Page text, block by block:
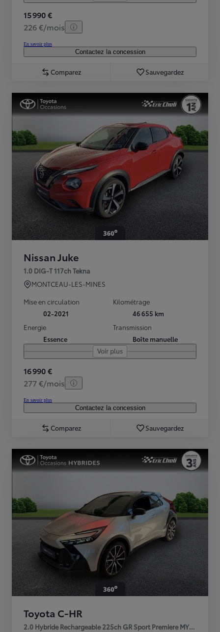
15 990 €
226 €/mois
En savoir plus
Contactez la concession
Comparez Sauvegardez
Nissan Juke
1.0 DIG-T 117ch Tekna
MONTCEAU-LES-MINES
Mise en circulation
02-2021
Kilométrage
46 655 km
Energie
Essence
Transmission
Boîte manuelle
Voir plus
16 990 €
277 €/mois
En savoir plus
Contactez la concession
Comparez Sauvegardez
Toyota C-HR
2.0 Hybride Rechargeable 225ch GR Sport Premiere MY25